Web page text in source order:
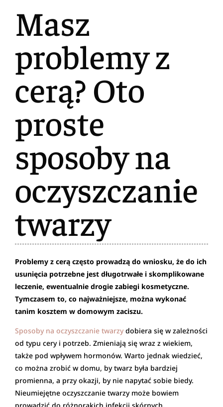
Masz
problemy z
cerą? Oto
proste
sposoby na
oczyszczanie
twarzy
Problemy z cerą często prowadzą do wniosku, że do ich
usunięcia potrzebne jest długotrwałe i skomplikowane
leczenie, ewentualnie drogie zabiegi kosmetyczne.
Tymczasem to, co najważniejsze, można wykonać
tanim kosztem w domowym zaciszu.
Sposoby na oczyszczanie twarzy dobiera się w zależności
od typu cery i potrzeb. Zmieniają się wraz z wiekiem,
także pod wpływem hormonów. Warto jednak wiedzieć,
co można zrobić w domu, by twarz była bardziej
promienna, a przy okazji, by nie napytać sobie biedy.
Nieumiejętne oczyszczanie twarzy może bowiem